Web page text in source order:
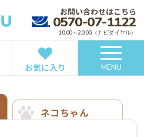
お問い合わせはこちら
0570-07-1122
10:00～20:00（ナビダイヤル）
お気に入り MENU
ネコちゃん